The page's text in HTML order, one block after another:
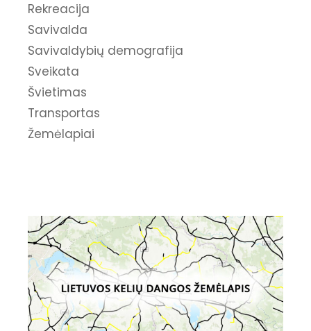
Rekreacija
Savivalda
Savivaldybių demografija
Sveikata
Švietimas
Transportas
Žemėlapiai